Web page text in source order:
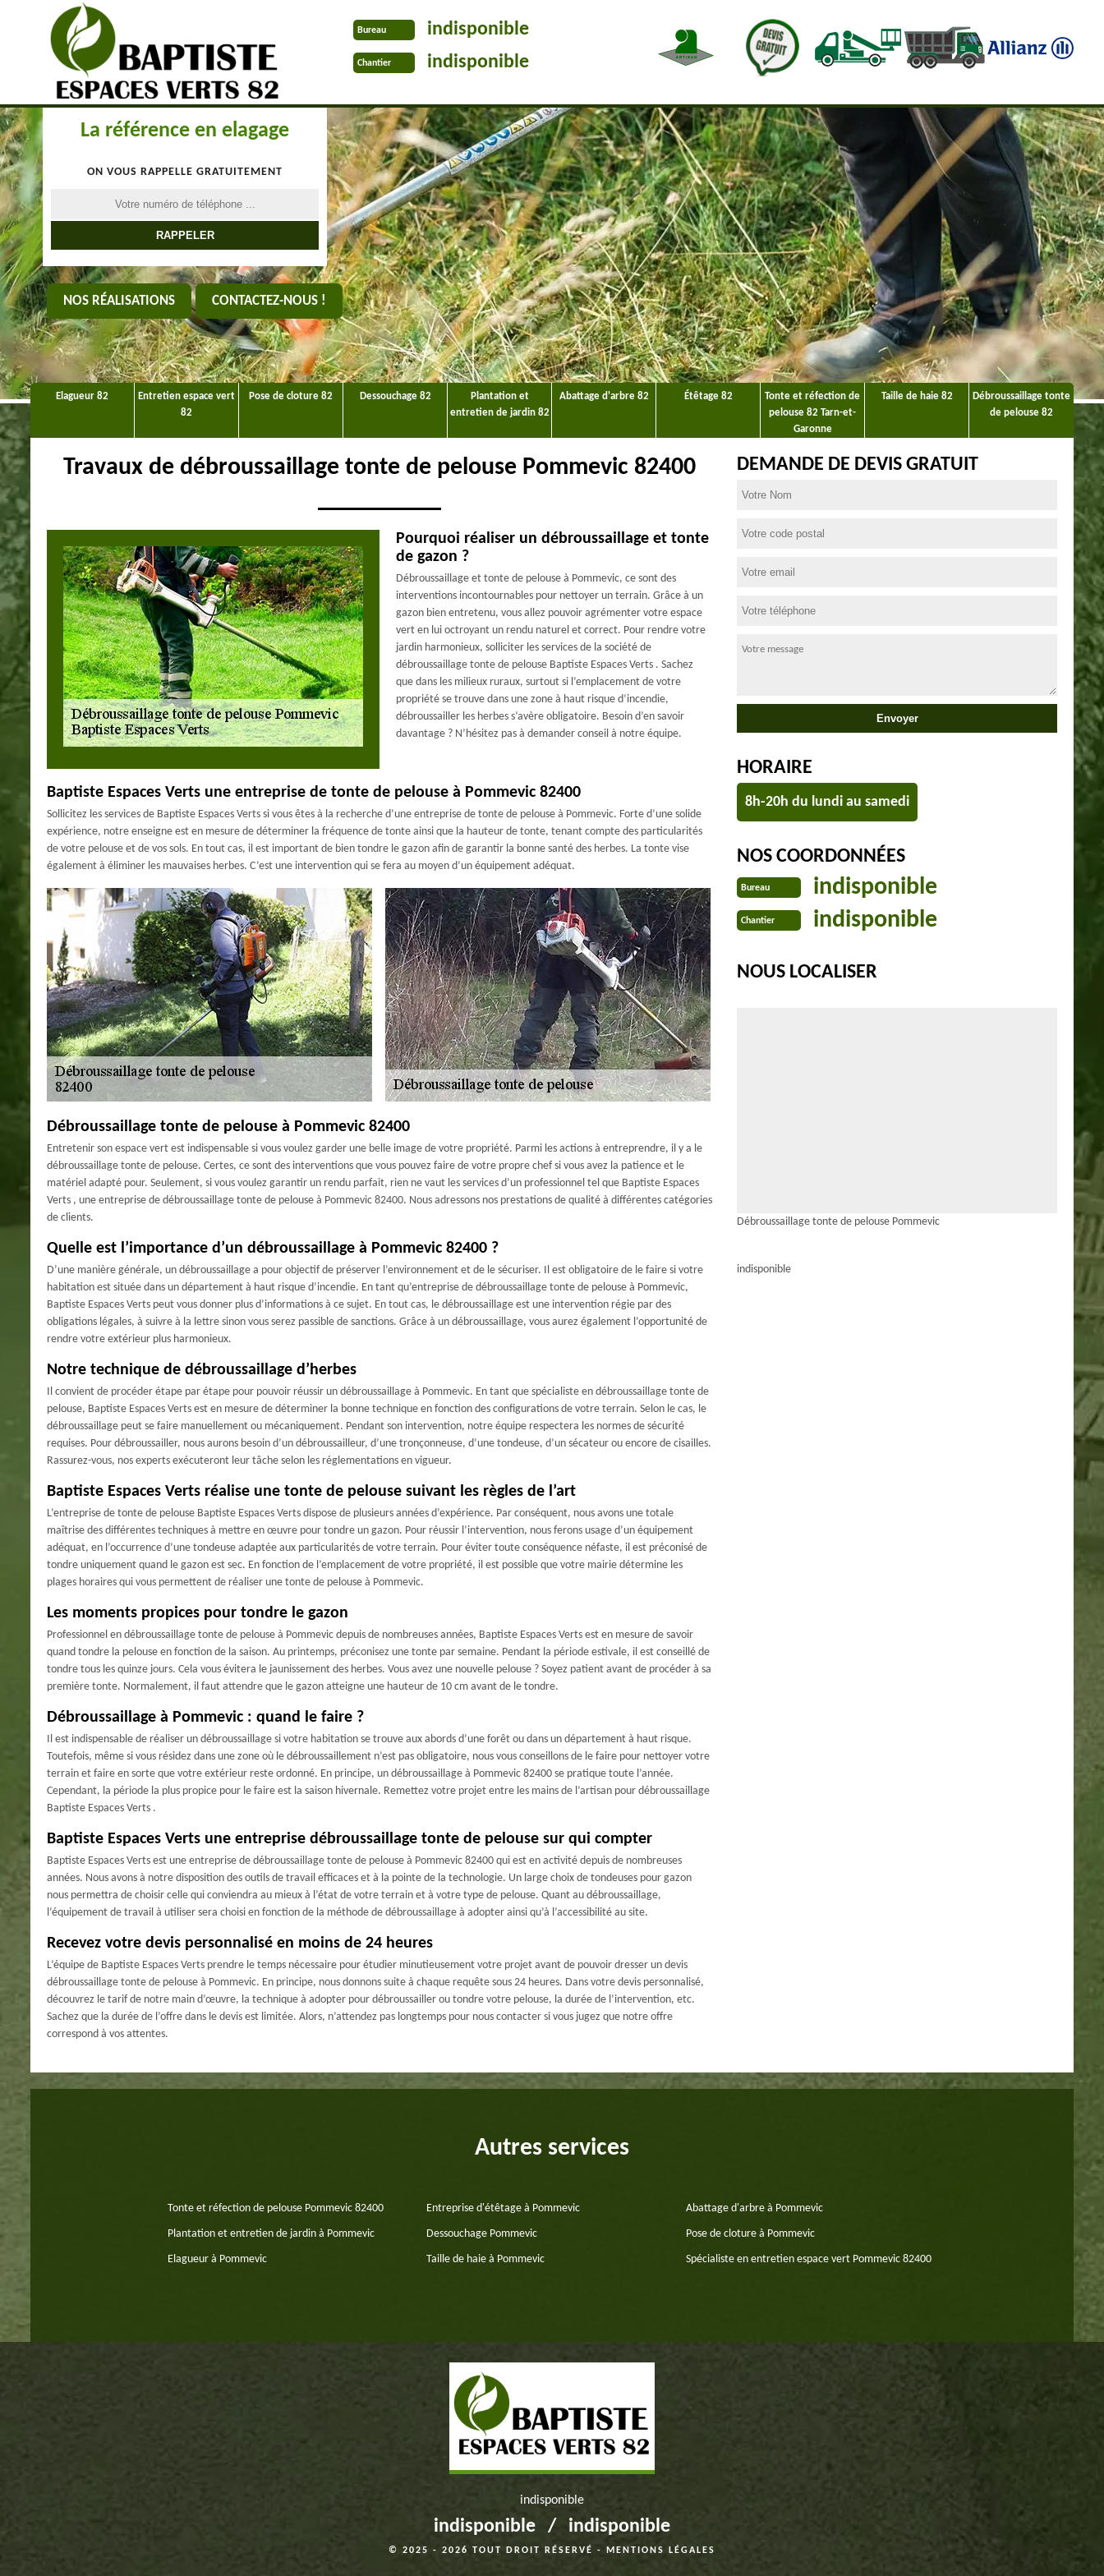
Bureau indisponible
Chantier indisponible
La référence en elagage
ON VOUS RAPPELLE GRATUITEMENT
NOS RÉALISATIONS CONTACTEZ-NOUS !
Elagueur 82
Entretien espace vert
82
Pose de cloture 82 Dessouchage 82
Plantation et
entretien de jardin 82
Abattage d'arbre 82 Étêtage 82
Tonte et réfection de
pelouse 82 Tarn-et-
Garonne
Taille de haie 82
Débroussaillage tonte
de pelouse 82
Travaux de débroussaillage tonte de pelouse Pommevic 82400
Pourquoi réaliser un débroussaillage et tonte
de gazon ?
Débroussaillage et tonte de pelouse à Pommevic, ce sont des
interventions incontournables pour nettoyer un terrain. Grâce à un
gazon bien entretenu, vous allez pouvoir agrémenter votre espace
vert en lui octroyant un rendu naturel et correct. Pour rendre votre
jardin harmonieux, solliciter les services de la société de
débroussaillage tonte de pelouse Baptiste Espaces Verts . Sachez
que dans les milieux ruraux, surtout si l’emplacement de votre
propriété se trouve dans une zone à haut risque d’incendie,
débroussailler les herbes s’avère obligatoire. Besoin d’en savoir
davantage ? N’hésitez pas à demander conseil à notre équipe.
Baptiste Espaces Verts une entreprise de tonte de pelouse à Pommevic 82400
Sollicitez les services de Baptiste Espaces Verts si vous êtes à la recherche d’une entreprise de tonte de pelouse à Pommevic. Forte d’une solide
expérience, notre enseigne est en mesure de déterminer la fréquence de tonte ainsi que la hauteur de tonte, tenant compte des particularités
de votre pelouse et de vos sols. En tout cas, il est important de bien tondre le gazon afin de garantir la bonne santé des herbes. La tonte vise
également à éliminer les mauvaises herbes. C’est une intervention qui se fera au moyen d’un équipement adéquat.
Débroussaillage tonte de pelouse à Pommevic 82400
Entretenir son espace vert est indispensable si vous voulez garder une belle image de votre propriété. Parmi les actions à entreprendre, il y a le
débroussaillage tonte de pelouse. Certes, ce sont des interventions que vous pouvez faire de votre propre chef si vous avez la patience et le
matériel adapté pour. Seulement, si vous voulez garantir un rendu parfait, rien ne vaut les services d’un professionnel tel que Baptiste Espaces
Verts , une entreprise de débroussaillage tonte de pelouse à Pommevic 82400. Nous adressons nos prestations de qualité à différentes catégories
de clients.
Quelle est l’importance d’un débroussaillage à Pommevic 82400 ?
D’une manière générale, un débroussaillage a pour objectif de préserver l’environnement et de le sécuriser. Il est obligatoire de le faire si votre
habitation est située dans un département à haut risque d’incendie. En tant qu’entreprise de débroussaillage tonte de pelouse à Pommevic,
Baptiste Espaces Verts peut vous donner plus d’informations à ce sujet. En tout cas, le débroussaillage est une intervention régie par des
obligations légales, à suivre à la lettre sinon vous serez passible de sanctions. Grâce à un débroussaillage, vous aurez également l’opportunité de
rendre votre extérieur plus harmonieux.
Notre technique de débroussaillage d’herbes
Il convient de procéder étape par étape pour pouvoir réussir un débroussaillage à Pommevic. En tant que spécialiste en débroussaillage tonte de
pelouse, Baptiste Espaces Verts est en mesure de déterminer la bonne technique en fonction des configurations de votre terrain. Selon le cas, le
débroussaillage peut se faire manuellement ou mécaniquement. Pendant son intervention, notre équipe respectera les normes de sécurité
requises. Pour débroussailler, nous aurons besoin d’un débroussailleur, d’une tronçonneuse, d’une tondeuse, d’un sécateur ou encore de cisailles.
Rassurez-vous, nos experts exécuteront leur tâche selon les réglementations en vigueur.
Baptiste Espaces Verts réalise une tonte de pelouse suivant les règles de l’art
L’entreprise de tonte de pelouse Baptiste Espaces Verts dispose de plusieurs années d’expérience. Par conséquent, nous avons une totale
maîtrise des différentes techniques à mettre en œuvre pour tondre un gazon. Pour réussir l’intervention, nous ferons usage d’un équipement
adéquat, en l’occurrence d’une tondeuse adaptée aux particularités de votre terrain. Pour éviter toute conséquence néfaste, il est préconisé de
tondre uniquement quand le gazon est sec. En fonction de l’emplacement de votre propriété, il est possible que votre mairie détermine les
plages horaires qui vous permettent de réaliser une tonte de pelouse à Pommevic.
Les moments propices pour tondre le gazon
Professionnel en débroussaillage tonte de pelouse à Pommevic depuis de nombreuses années, Baptiste Espaces Verts est en mesure de savoir
quand tondre la pelouse en fonction de la saison. Au printemps, préconisez une tonte par semaine. Pendant la période estivale, il est conseillé de
tondre tous les quinze jours. Cela vous évitera le jaunissement des herbes. Vous avez une nouvelle pelouse ? Soyez patient avant de procéder à sa
première tonte. Normalement, il faut attendre que le gazon atteigne une hauteur de 10 cm avant de le tondre.
Débroussaillage à Pommevic : quand le faire ?
Il est indispensable de réaliser un débroussaillage si votre habitation se trouve aux abords d’une forêt ou dans un département à haut risque.
Toutefois, même si vous résidez dans une zone où le débroussaillement n’est pas obligatoire, nous vous conseillons de le faire pour nettoyer votre
terrain et faire en sorte que votre extérieur reste ordonné. En principe, un débroussaillage à Pommevic 82400 se pratique toute l’année.
Cependant, la période la plus propice pour le faire est la saison hivernale. Remettez votre projet entre les mains de l’artisan pour débroussaillage
Baptiste Espaces Verts .
Baptiste Espaces Verts une entreprise débroussaillage tonte de pelouse sur qui compter
Baptiste Espaces Verts est une entreprise de débroussaillage tonte de pelouse à Pommevic 82400 qui est en activité depuis de nombreuses
années. Nous avons à notre disposition des outils de travail efficaces et à la pointe de la technologie. Un large choix de tondeuses pour gazon
nous permettra de choisir celle qui conviendra au mieux à l’état de votre terrain et à votre type de pelouse. Quant au débroussaillage,
l’équipement de travail à utiliser sera choisi en fonction de la méthode de débroussaillage à adopter ainsi qu’à l’accessibilité au site.
Recevez votre devis personnalisé en moins de 24 heures
L’équipe de Baptiste Espaces Verts prendre le temps nécessaire pour étudier minutieusement votre projet avant de pouvoir dresser un devis
débroussaillage tonte de pelouse à Pommevic. En principe, nous donnons suite à chaque requête sous 24 heures. Dans votre devis personnalisé,
découvrez le tarif de notre main d’œuvre, la technique à adopter pour débroussailler ou tondre votre pelouse, la durée de l’intervention, etc.
Sachez que la durée de l’offre dans le devis est limitée. Alors, n’attendez pas longtemps pour nous contacter si vous jugez que notre offre
correspond à vos attentes.
DEMANDE DE DEVIS GRATUIT
HORAIRE
8h-20h du lundi au samedi
NOS COORDONNÉES
Bureau indisponible
Chantier indisponible
NOUS LOCALISER
Débroussaillage tonte de pelouse Pommevic
indisponible
Autres services
Tonte et réfection de pelouse Pommevic 82400 Entreprise d'étêtage à Pommevic Abattage d'arbre à Pommevic
Plantation et entretien de jardin à Pommevic Dessouchage Pommevic Pose de cloture à Pommevic
Elagueur à Pommevic Taille de haie à Pommevic Spécialiste en entretien espace vert Pommevic 82400
indisponible
indisponible / indisponible
© 2025 - 2026 TOUT DROIT RÉSERVÉ - MENTIONS LÉGALES